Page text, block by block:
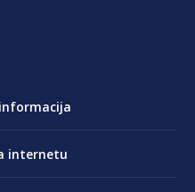
internetu